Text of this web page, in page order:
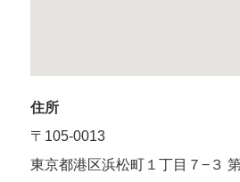
住所
〒105-0013
東京都港区浜松町１丁目７−３